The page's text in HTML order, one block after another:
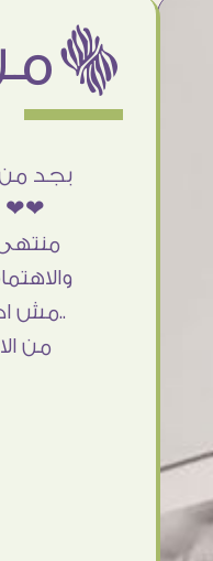
ëمن اراء عملائنا
اتعاملت معاهم
فى التعامل
ومبسوطة اوى
Dalia